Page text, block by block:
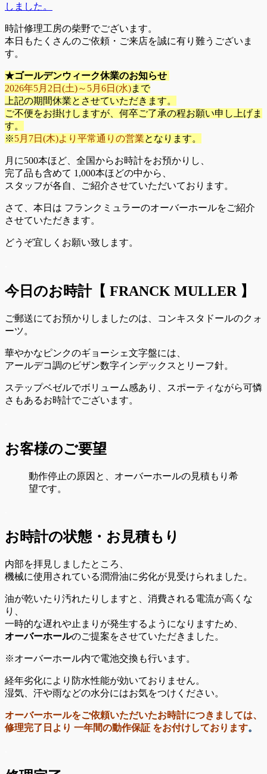
しました。
時計修理工房の柴野でございます。
本日もたくさんのご依頼・ご来店を誠に有り難うございま
す。
★ゴールデンウィーク休業のお知らせ
2026年5月2日(土)～5月6日(水)まで
上記の期間休業とさせていただきます。
ご不便をお掛けしますが、何卒ご了承の程お願い申し上げま
す。
※5月 7日 (木)より平常通りの営業となります。
月に500本ほど、全国からお時計をお預かりし、
完了品も含めて 1,000本ほどの中から、
スタッフが各自、ご紹介させていただいております。
さて、本日は フランクミュラーのオーバーホールをご紹介
させていただきます。
どうぞ宜しくお願い致します。
今日のお時計【 FRANCK MULLER 】
ご郵送にてお預かりしましたのは、コンキスタドールのクォ
ーツ。
華やかなピンクのギョーシェ文字盤には、
アールデコ調のビザン数字インデックスとリーフ針。
ステップベゼルでボリューム感あり、スポーティながら可憐
さもあるお時計でございます。
お客様のご要望
動作停止の原因と、オーバーホールの見積もり希
望です。
お時計の状態・お見積もり
内部を拝見しましたところ、
機械に使用されている潤滑油に劣化が見受けられました。
油が乾いたり汚れたりしますと、消費される電流が高くな
り、
一時的な遅れや止まりが発生するようになりますため、
オーバーホールのご提案をさせていただきました。
※オーバーホール内で電池交換も行います。
経年劣化により防水性能が効いておりません。
湿気、汗や雨などの水分にはお気をつけください。
オーバーホールをご依頼いただいたお時計につきましては、
修理完了日より 一年間の動作保証 をお付けしております。